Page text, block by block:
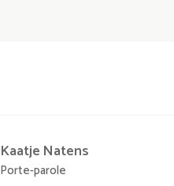
Kaatje Natens
Porte-parole